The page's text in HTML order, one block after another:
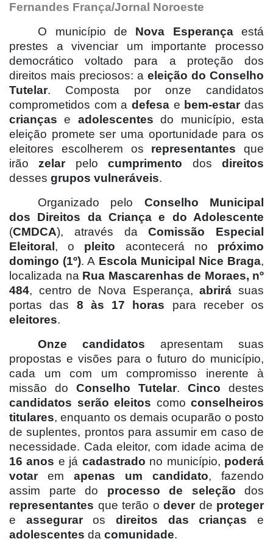
Fernandes França/Jornal Noroeste
O município de Nova Esperançaestá
prestes a vivenciar um importante processo
democrático voltado para a proteção dos
direitos mais preciosos: a eleição do Conselho
Tutelar. Composta por onze candidatos
comprometidos com a defesa e bem-estardas
crianças e adolescentes do município, esta
eleição promete ser uma oportunidade para os
eleitores escolherem os representantes que
irãozelarpelocumprimento dosdireitos
desses grupos vulneráveis.
Organizado pelo Conselho Municipal
dos Direitos da Criança e do Adolescente
(CMDCA), através daComissão Especial
Eleitoral , o pleito acontecerá no próximo
domingo (1º). A Escola Municipal Nice Braga,
localizada na Rua Mascarenhas de Moraes, nº
484, centro de Nova Esperança,abrirá suas
portas das 8 às 17 horas para receber os
eleitores.
Onze candidatos apresentam suas
propostas e visões para o futuro do município,
cada um com um compromisso inerente à
missão do Conselho Tutelar. Cinco destes
candidatos serão eleitos como conselheiros
titulares, enquanto os demais ocuparão o posto
de suplentes, prontos para assumir em caso de
necessidade. Cada eleitor, com idade acima de
16 anos e já cadastrado no município, poderá
votarem apenas um candidato, fazendo
assim parte do processo de seleção dos
representantes que terão o deverde proteger
e assegurarosdireitos das crianças e
adolescentes da comunidade.